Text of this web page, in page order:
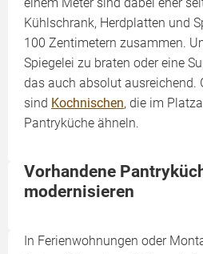
Kühlschrank, Herdplatten und
100 Zentimetern zusammen.
Spiegelei zu braten oder eine
das auch absolut ausreichend.
sind Kochnischen, die im
Pantryküche ähneln.
Vorhandene
modernisieren
In Ferienwohnungen oder